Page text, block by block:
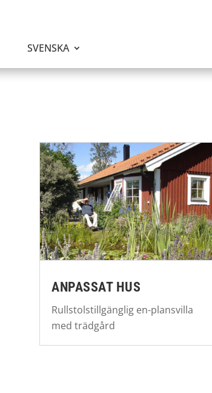
SVENSKA
ANPASSAT HUS
Rullstolstillgänglig en-plansvilla
med trädgård